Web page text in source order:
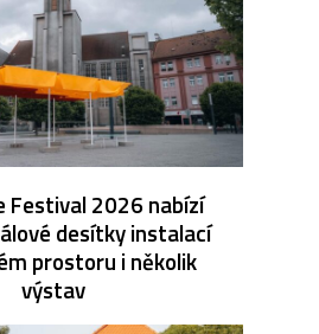
Festival 2026 nabízí
desítky instalací
prostoru i několik
výstav